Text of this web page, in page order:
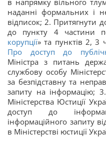
в напрямку вільного
наданні формальних і
відписок; 2. Притягнути
до пункту 4 частини
корупції» та пунктів 2, 3
Про доступ до
Міністра з питань
службову особу
за безпідставну та
запиту на інформацію;
Міністерства Юстиції
доступ до
інформаційного запиту
в Міністерстві юстиції